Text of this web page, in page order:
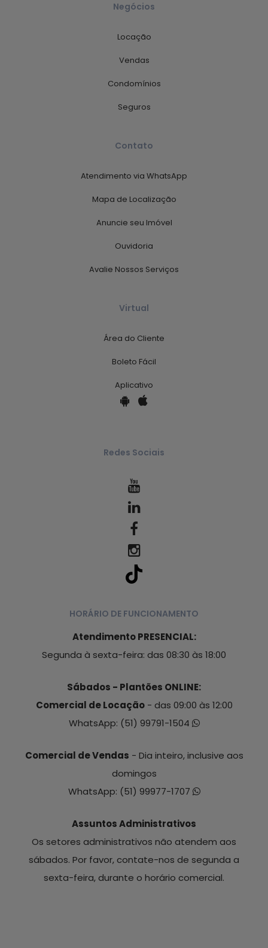
Negócios
Locação
Vendas
Condomínios
Seguros
Contato
Atendimento via WhatsApp
Mapa de Localização
Anuncie seu Imóvel
Ouvidoria
Avalie Nossos Serviços
Virtual
Área do Cliente
Boleto Fácil
Aplicativo
Redes Sociais
HORÁRIO DE FUNCIONAMENTO
Atendimento PRESENCIAL:
Segunda à sexta-feira: das 08:30 às 18:00
Sábados - Plantões ONLINE:
Comercial de Locação- das 09:00 às 12:00
WhatsApp: (51) 99791-1504
Comercial de Vendas - Dia inteiro, inclusive aos
domingos
WhatsApp: (51) 99977-1707
Assuntos Administrativos
Os setores administrativos não atendem aos
sábados. Por favor, contate-nos de segunda a
sexta-feira, durante o horário comercial.